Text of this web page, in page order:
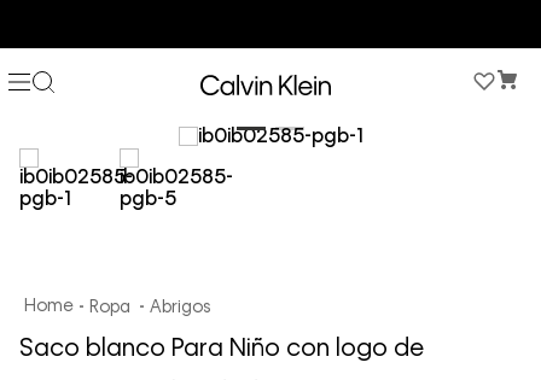
Ropa Abrigos
Saco blanco Para Niño con logo de